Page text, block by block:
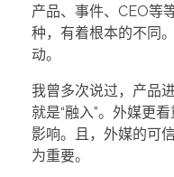
产品、事件、CEO等
种，有着根本的不同
动。
我曾多次说过，产品
就是“融入”。外媒更
影响。且，外媒的可
为重要。